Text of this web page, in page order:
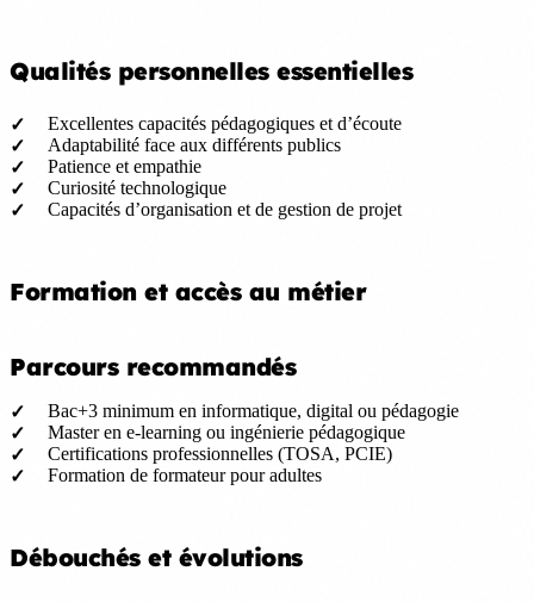
Qualités personnelles essentielles
Excellentes capacités pédagogiques et d’écoute
Adaptabilité face aux différents publics
Patience et empathie
Curiosité technologique
Capacités d’organisation et de gestion de projet
Formation et accès au métier
Parcours recommandés
Bac+3 minimum en informatique, digital ou pédagogie
Master en e-learning ou ingénierie pédagogique
Certifications professionnelles (TOSA, PCIE)
Formation de formateur pour adultes
Débouchés et évolutions